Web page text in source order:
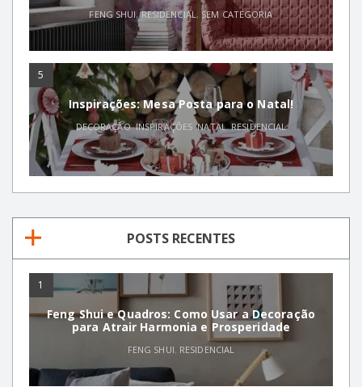
FENG SHUI,RESIDENCIAL ,SEM CATEGORIA
5
Inspirações: Mesa Posta para o Natal!
DECORAÇÃO,INSPIRAÇÕES ,NATAL,RESIDENCIAL
POSTS RECENTES
1
Feng Shui e Quadros: Como Usar a Decoração
para Atrair Harmonia e Prosperidade
FENG SHUI, RESIDENCIAL